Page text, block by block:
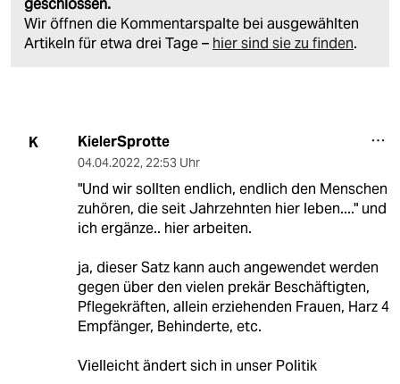
geschlossen.
Wir öffnen die Kommentarspalte bei ausgewählten
Artikeln für etwa drei Tage – hier sind sie zu finden.
K KielerSprotte
04.04.2022, 22:53 Uhr
"Und wir sollten endlich, endlich den Menschen
zuhören, die seit Jahrzehnten hier leben...." und
ich ergänze.. hier arbeiten.
ja, dieser Satz kann auch angewendet werden
gegen über den vielen prekär Beschäftigten,
Pflegekräften, allein erziehenden Frauen, Harz 4
Empfänger, Behinderte, etc.
Vielleicht ändert sich in unser Politik